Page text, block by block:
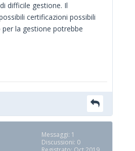
difficile gestione. Il
certificazioni possibili
la gestione potrebbe
Messaggi: 1
Discussioni: 0